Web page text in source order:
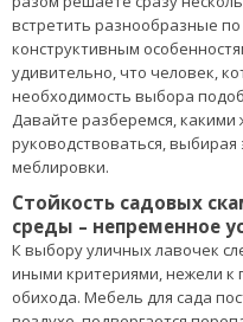
встретить разнообразные
конструктивным
удивительно, что человек,
необходимость выбора
Давайте разберемся, какими
руководствоваться,
меблировки.
Стойкость садовых
среды – непременное
К выбору уличных лавочек
иными критериями, нежели
обихода. Мебель для сада